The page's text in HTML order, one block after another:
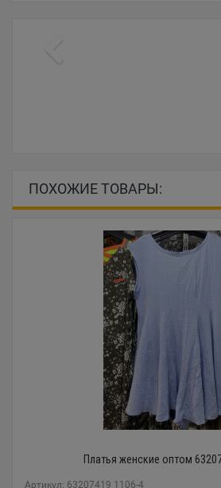
ПОХОЖИЕ ТОВАРЫ:
Платья женские оптом
Артикул: 63207419 1106-4